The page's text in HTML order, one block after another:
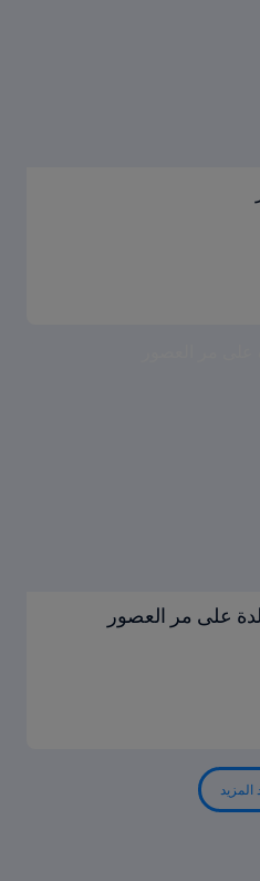
على مر العصور
المزيد